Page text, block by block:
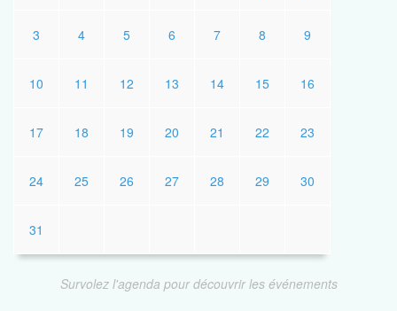
3 4 5 6 7 8 9
10 11 12 13 14 15 16
17 18 19 20 21 22 23
24 25 26 27 28 29 30
31
Survolez l'agenda pour découvrir les événements